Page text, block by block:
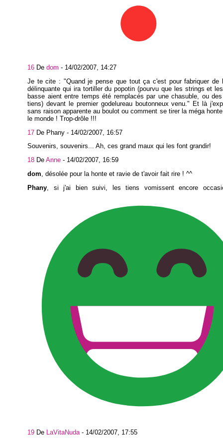
16 De dom - 14/02/2007, 14:27
Je te cite : "Quand je pense que tout ça c'est pour fabriquer de
délinquante qui ira tortiller du popotin (pourvu que les strings et
basse aient entre temps été remplacés par une chasuble, ou
tiens) devant le premier godelureau boutonneux venu." Et là
sans raison apparente au boulot ou comment se tirer la méga
le monde ! Trop-drôle !!!
17 De Phany - 14/02/2007, 16:57
Souvenirs, souvenirs... Ah, ces grand maux qui les font grandir!
18 De Anne - 14/02/2007, 16:59
dom , désolée pour la honte et ravie de t'avoir fait rire ! ^^
Phany , si j'ai bien suivi, les tiens vomissent encore
19 De LaVitaNuda - 14/02/2007, 17:55